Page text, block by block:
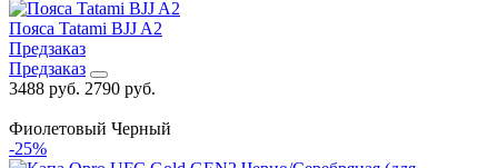
Пояса Tatami BJJ A2
Предзаказ
Предзаказ
3488 руб. 2790 руб.
Фиолетовый Черный
-25%